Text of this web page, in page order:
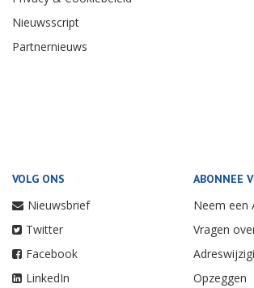
Nieuwsscript
Partnernieuws
VOLG ONS
Nieuwsbrief
Twitter
Facebook
LinkedIn
ABONNEE
Neem een
Vragen
Opzeggen